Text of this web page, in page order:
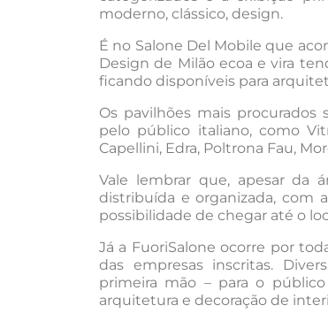
moderno, clássico, design.
É no Salone Del Mobile que
Design de Milão ecoa e vira
ficando disponíveis para
Os pavilhões mais
pelo público italiano, como
Capellini, Edra, Poltrona Fau,
Vale lembrar que, apesar da
distribuída e organizada, com
possibilidade de chegar até o
Já a FuoriSalone ocorre por
das empresas inscritas.
primeira mão – para o
arquitetura e decoração de